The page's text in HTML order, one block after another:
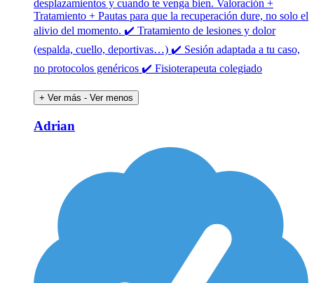
desplazamientos y cuando te venga bien. Valoración +
Tratamiento + Pautas para que la recuperación dure, no solo el
alivio del momento. ✔️ Tratamiento de lesiones y dolor
(espalda, cuello, deportivas…) ✔️ Sesión adaptada a tu caso,
no protocolos genéricos ✔️ Fisioterapeuta colegiado
+ Ver más - Ver menos
Adrian